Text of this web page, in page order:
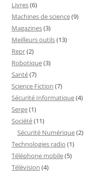
Livres(6)
Machines de science(9)
Magazines(3)
Meilleurs outils(13)
Repr(2)
Robotique(3)
Santé(7)
Science Fiction (7)
Sécurité Informatique(4)
Serge(1)
Société(11)
Sécurité Numérique(2)
Technologies radio (1)
Téléphone mobile(5)
Télévision (4)